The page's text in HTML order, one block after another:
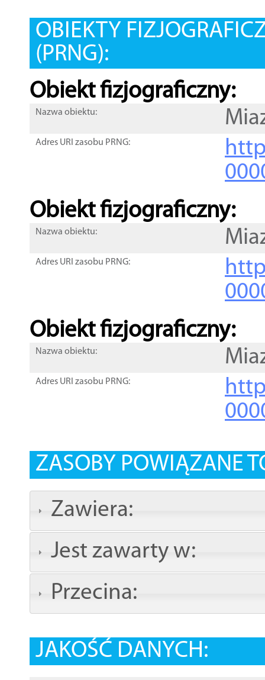
OBIEKTY
(PRNG):
Obiekt fizjograficzny:
Nazwa obiektu:
Adres URI zasobu PRNG:
Obiekt fizjograficzny:
Nazwa obiektu:
Adres URI zasobu PRNG:
Obiekt fizjograficzny:
Nazwa obiektu:
Adres URI zasobu PRNG:
ZASOBY POWIĄZANE
Zawiera:
Jest zawarty w:
Przecina:
JAKOŚĆ DANYCH: